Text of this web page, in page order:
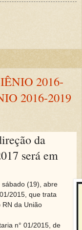
2016-
2016-2019
da
será em
sábado (19), abre
2015, que trata
RN da União
n° 01/2015, de